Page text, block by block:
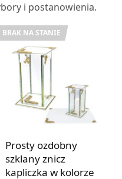
i postanowienia.
BRAK NA STANIE
Prosty ozdobny
szklany znicz
kapliczka w kolorze